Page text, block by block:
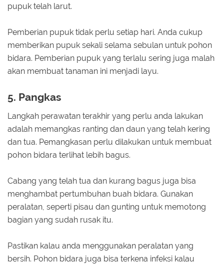
pupuk telah larut.
Pemberian pupuk tidak perlu setiap hari. Anda cukup
memberikan pupuk sekali selama sebulan untuk pohon
bidara. Pemberian pupuk yang terlalu sering juga malah
akan membuat tanaman ini menjadi layu.
5. Pangkas
Langkah perawatan terakhir yang perlu anda lakukan
adalah memangkas ranting dan daun yang telah kering
dan tua. Pemangkasan perlu dilakukan untuk membuat
pohon bidara terlihat lebih bagus.
Cabang yang telah tua dan kurang bagus juga bisa
menghambat pertumbuhan buah bidara. Gunakan
peralatan, seperti pisau dan gunting untuk memotong
bagian yang sudah rusak itu.
Pastikan kalau anda menggunakan peralatan yang
bersih. Pohon bidara juga bisa terkena infeksi kalau